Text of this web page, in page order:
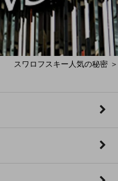
スワロフスキー人気の秘密 ＞